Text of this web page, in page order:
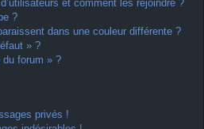
et comment les rejoindre ?
?
dans une couleur différente ?
» ?
du forum » ?
privés !